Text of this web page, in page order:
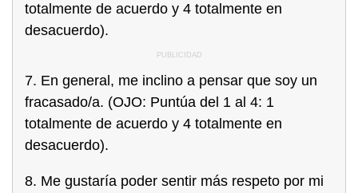
totalmente de acuerdo y 4 totalmente en
desacuerdo).
7. En general, me inclino a pensar que soy un
fracasado/a. (OJO: Puntúa del 1 al 4: 1
totalmente de acuerdo y 4 totalmente en
desacuerdo).
8. Me gustaría poder sentir más respeto por mi